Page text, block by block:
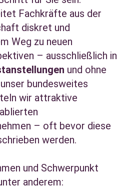
Fachkräfte aus der
diskret und
Weg zu neuen
– ausschließlich in
und ohne
bundesweites
wir attraktive
– oft bevor diese
werden.
und Schwerpunkt
anderem: